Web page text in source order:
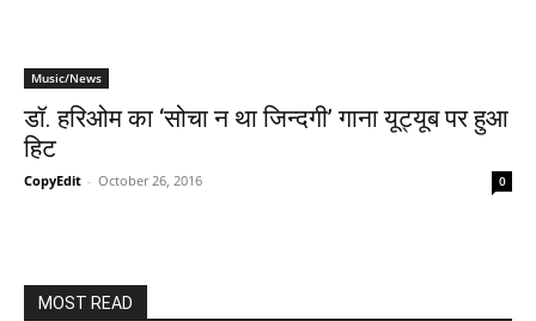
Music/News
डॉ. हरिओम का ‘सोचा न था जिन्‍दगी’ गाना यूट्यूब पर हुआ
हिट
CopyEdit - October 26, 2016 0
MOST READ